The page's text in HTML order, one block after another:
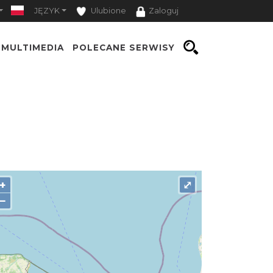
JĘZYK Ulubione Zaloguj
MULTIMEDIA POLECANE SERWISY
+
−
⤢